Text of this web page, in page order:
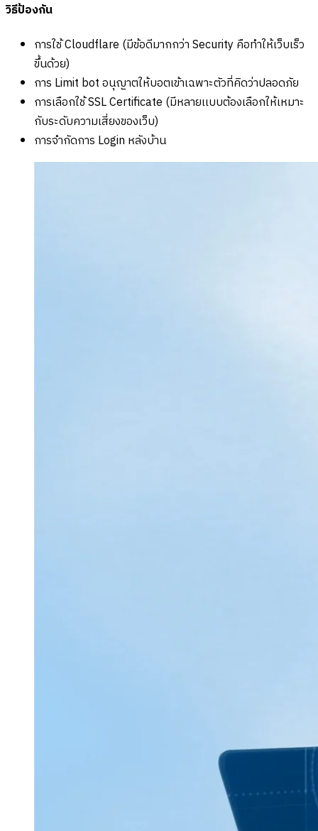
วิธีป้องกัน
การใช้ Cloudflare (มีข้อดีมากกว่า Security คือทำให้เว็บเร็ว
ขึ้นด้วย)
การ Limit bot อนุญาตให้บอตเข้าเฉพาะตัวที่คิดว่าปลอดภัย
การเลือกใช้ SSL Certificate (มีหลายเเบบต้องเลือกให้เหมาะ
กับระดับความเสี่ยงของเว็บ)
การจำกัดการ Login หลังบ้าน